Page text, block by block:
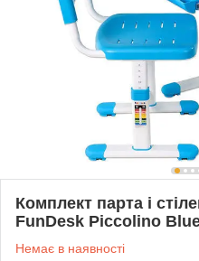
Комплект парта і
FunDesk Piccolino
Немає в наявності